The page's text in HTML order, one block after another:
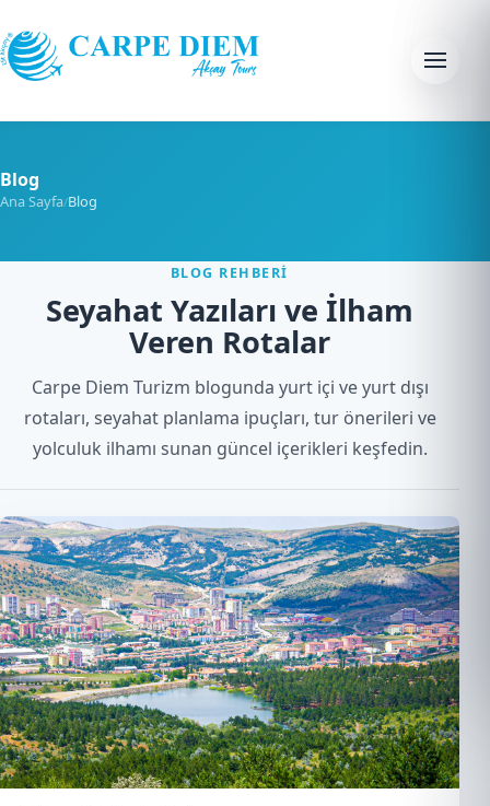
Menu
Blog
Ana Sayfa/Blog
BLOG REHBERI
Seyahat Yazıları ve İlham
Veren Rotalar
Carpe Diem Turizm blogunda yurt içi ve yurt dışı
rotaları, seyahat planlama ipuçları, tur önerileri ve
yolculuk ilhamı sunan güncel içerikleri keşfedin.